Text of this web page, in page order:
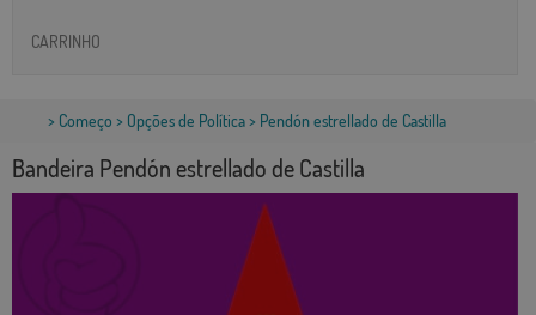
CARRINHO
> Começo > Opções de Política> Pendón estrellado de Castilla
Bandeira Pendón estrellado de Castilla